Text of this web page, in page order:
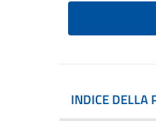
INDICE DELLA